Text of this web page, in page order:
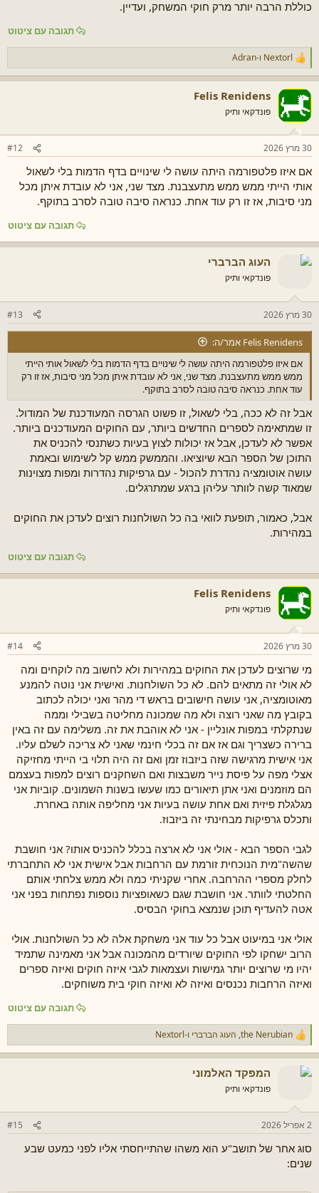
כוללת הרבה יותר מרק חוקי המשחק, ועדיין.
תגובה עם ציטוט
ר
ג
ש
ו
ת
:
Nextorl ו-Adran
Felis Renidens
פונדקאי ותיק
30 מרץ 2026 #12
אם איזו פלטפורמה היתה עושה לי שינויים בדף הדמות בלי לשאול
אותי הייתי ממש ממש מתעצבנת. מצד שני, אני לא עובדת איתן מכל
מני סיבות, אז זו רק עוד אחת. כנראה סיבה טובה לסרב בתוקף.
תגובה עם ציטוט
העוג הברברי
פונדקאי ותיק
30 מרץ 2026 #13
Felis Renidens אמר/ה:
אם איזו פלטפורמה היתה עושה לי שינויים בדף הדמות בלי לשאול אותי הייתי
ממש ממש מתעצבנת. מצד שני, אני לא עובדת איתן מכל מני סיבות, אז זו רק
עוד אחת. כנראה סיבה טובה לסרב בתוקף.
אבל זה לא ככה, בלי לשאול, זו פשוט הגרסה המעודכנת של המודול.
זו שמתאימה לספרים החדשים ביותר, עם החוקים המעודכנים ביותר.
אפשר לא לעדכן, אבל אז יכולות לצוץ בעיות כשתנסי להכניס את
התוכן של הספר הבא שיוציאו. והממשק ממש קל לשימוש ובאמת
עושה אוטומציה נהדרת להכול - עם גרפיקות נהדרות ומפות מצוינות
שמאוד קשה לוותר עליהן ברגע שמתרגלים.
אבל, כאמור, תופעת לוואי בה כל השולחנות רוצים לעדכן את החוקים
במהירות.
תגובה עם ציטוט
Felis Renidens
פונדקאי ותיק
30 מרץ 2026 #14
מי שרוצים לעדכן את החוקים במהירות ולא לחשוב מה לוקחים ומה
לא אולי זה מתאים להם. לא כל השולחנות. ואישית אני נוטה להמנע
מאוטומציה, אני עושה חישובים בראש די מהר ואני יכולה לכתוב
בקובץ מה שאני רוצה ולא מה שמכונה מחליטה בשבילי וממה
שנתקלתי במפות אונליין - אני לא אוהבת את זה. משלימה עם זה באין
ברירה כשצריך וגם אז אם זה בכלי חינמי שאני לא צריכה לשלם עליו.
אני אישית מרגישה שזה ביזבוז זמן ואם זה היה תלוי בי הייתי מחזיקה
אצלי מפה על פיסת נייר משבצות ואם השחקנים רוצים למפות בעצמם
הם מוזמנים ואני אתן תיאורים כמו שעשו בשנות השמונים. קוביות אני
מגלגלת פיזית ואם אחת עושה בעיות אני מחליפה אותה באחרת.
ותכלס גרפיקות מבחינתי זה ביזבוז.
לגבי הספר הבא - אולי אני לא ארצה בכלל להכניס אותו? אני חושבת
שהשה"מית הנוכחית זורמת עם הרחבות אבל אישית אני לא התחברתי
לחלק מספרי ההרחבה. אחרי שקניתי כמה ולא ממש צלחתי אותם
החלטתי לוותר. אני חושבת שגם כשאופציות נוספות נפתחות בפני אני
אטה להעדיף תוכן שנמצא בחוקי הבסיס.
אולי אני במיעוט אבל כל עוד אני משחקת אלה לא כל השולחנות. אולי
הרוב ישחקו לפי החוקים שיורדים מהמכונה אבל אני מאמינה שתמיד
יהיו מי שרוצים יותר גמישות ועצמאות לגבי איזה חוקים ואיזה ספרים
ואיזה הרחבות נכנסים ואיזה לא ואיזה חוקי בית משוחקים.
תגובה עם ציטוט
ר
ג
ש
ו
the Nerubian
, העוג הברברי ו-Nextorl
המפקד האלמוני
פונדקאי ותיק
2 אפריל 2026 #15
סוג אחר של תושב"ע הוא משהו שהתייחסתי אליו לפני כמעט שבע
שנים: